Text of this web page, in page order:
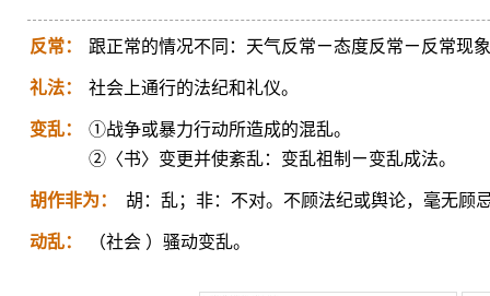
反常： 跟正常的情况不同：天气反常ㄧ态度反常ㄧ反常现
礼法： 社会上通行的法纪和礼仪。
变乱：
①战争或暴力行动所造成的混乱。
②〈书〉变更并使紊乱：变乱祖制ㄧ变乱成法。
胡作非为： 胡：乱；非：不对。不顾法纪或舆论，毫无顾
动乱： （社会 ）骚动变乱。